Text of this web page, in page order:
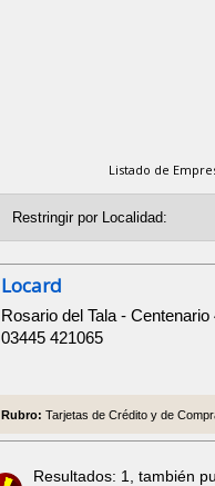
Listado de
Locard
Rosario del Tala - Centenario
03445 421065
Rubro: Tarjetas de Crédito y de
Resultados: 1, también